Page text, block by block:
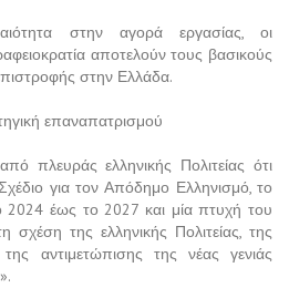
στην αγορά εργασίας, οι
αποτελούν τους βασικούς
στην Ελλάδα.
επαναπατρισμού
πλευράς ελληνικής Πολιτείας ότι
για τον Απόδημο Ελληνισμό, το
2024 έως το 2027 και μία πτυχή του
της ελληνικής Πολιτείας, της
αντιμετώπισης της νέας γενιάς